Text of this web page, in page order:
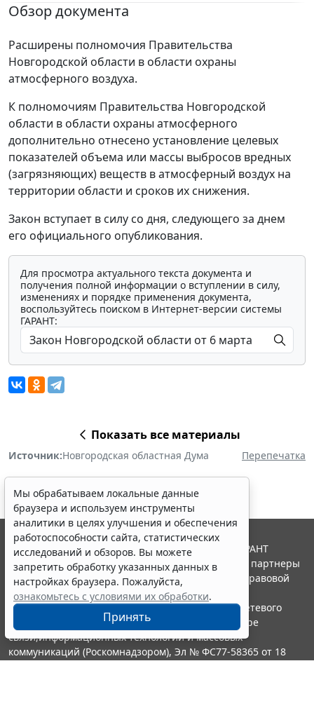
Обзор документа
Расширены полномочия Правительства
Новгородской области в области охраны
атмосферного воздуха.
К полномочиям Правительства Новгородской
области в области охраны атмосферного
дополнительно отнесено установление целевых
показателей объема или массы выбросов вредных
(загрязняющих) веществ в атмосферный воздух на
территории области и сроков их снижения.
Закон вступает в силу со дня, следующего за днем
его официального опубликования.
Для просмотра актуального текста документа и
получения полной информации о вступлении в силу,
изменениях и порядке применения документа,
воспользуйтесь поиском в Интернет-версии системы
ГАРАНТ:
Показать все материалы
Источник:Новгородская областная Дума Перепечатка
Мы обрабатываем локальные данные
браузера и используем инструменты
аналитики в целях улучшения и обеспечения
работоспособности сайта, статистических
исследований и обзоров. Вы можете
запретить обработку указанных данных в
настройках браузера. Пожалуйста,
ознакомьтесь с условиями их обработки.
Принять
© ООО "НПП "ГАРАНТ-СЕРВИС", 2026. Система ГАРАНТ
выпускается с 1990 года. Компания "Гарант" и ее партнеры
являются участниками Российской ассоциации правовой
информации ГАРАНТ.
Портал ГАРАНТ.РУ зарегистрирован в качестве сетевого
издания Федеральной службой по надзору в сфере
связи,информационных технологий и массовых
коммуникаций (Роскомнадзором), Эл № ФС77-58365 от 18